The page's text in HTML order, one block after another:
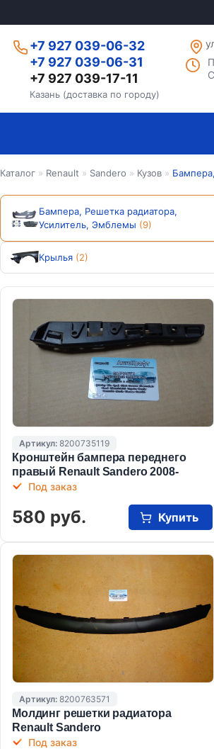
+7 927 039-06-32
+7 927 039-06-31
+7 927 039-17-11
Казань (доставка по городу)
Каталог » Renault » Sandero » Кузов »
Бампера, Решетка радиатора,
Усилитель, Эмблемы (9)
Крылья (2)
Артикул: 8200735119
Кронштейн бампера переднего
правый Renault Sandero 2008-
Под заказ
580 руб. Купить
Артикул: 8200763571
Молдинг решетки радиатора
Renault Sandero
Под заказ